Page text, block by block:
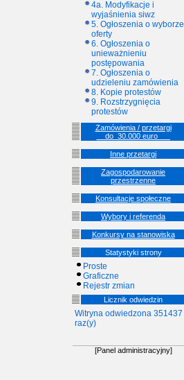
4a. Modyfikacje i
wyjaśnienia siwz
5. Ogłoszenia o wyborze
oferty
6. Ogłoszenia o
unieważnieniu
postępowania
7. Ogłoszenia o
udzieleniu zamówienia
8. Kopie protestów
9. Rozstrzygnięcia
protestów
Zamówienia / przetargi
__do_30.000 euro___
Inne przetargi
Zagospodarowanie
przestrzenne
Konsultacje społeczne
Wybory i referenda
Konkursy na stanowiska
Statystyki strony
Proste
Graficzne
Rejestr zmian
Licznik odwiedzin
Witryna odwiedzona 351437
raz(y)
[Panel administracyjny]